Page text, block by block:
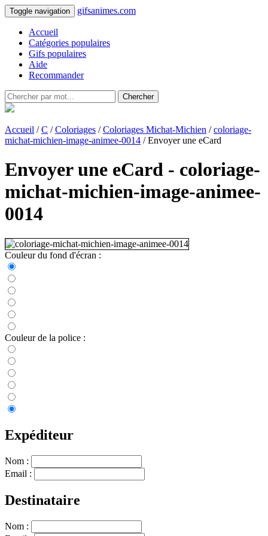
Toggle navigation gifsanimes.com
Accueil
Catégories populaires
Gifs populaires
Aide
Recommander
Chercher
Accueil /C /Coloriages /Coloriages Michat-Michien /coloriage-
michat-michien-image-animee-0014 / Envoyer une eCard
Envoyer une eCard - coloriage-
michat-michien-image-animee-
0014
Couleur du fond d'écran :
Couleur de la police :
Expéditeur
Nom :
Email :
Destinataire
Nom :